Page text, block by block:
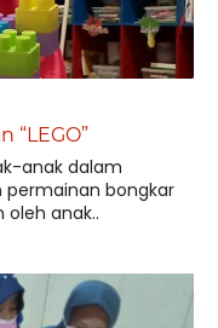
“LEGO”
anak dalam
permainan bongkar
oleh anak..